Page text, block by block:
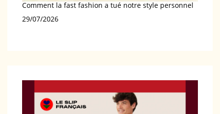
Comment la fast fashion a tué notre style personnel
Date
29/07/2026